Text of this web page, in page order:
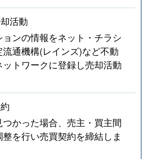
活動
ンの情報をネット・チラシ
通機構(レインズ)など不動
トワークに登録し売却活動
かった場合、売主・買主間
を行い売買契約を締結しま